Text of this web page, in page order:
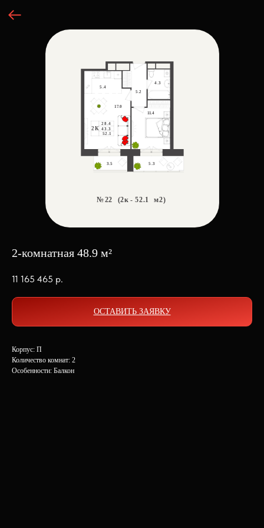
2-комнатная 48.9 м²
11 165 465 р.
ОСТАВИТЬ ЗАЯВКУ
Корпус: П
Количество комнат: 2
Особенности: Балкон